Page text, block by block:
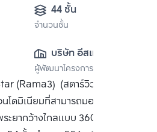
44 ชั้น
จำนวนชั้น
บริษัท อีสเทอร์น ส
ตาร์ เรียล เอสเตท
จำกัด (มหาชน)
ผู้พัฒนาโครงการ
(Rama3) (สตาร์วิว บาย อีส
ดมิเนียมที่สามารถมองเห็นวิว
ะยากว้างไกลแบบ 360 องศา สวย